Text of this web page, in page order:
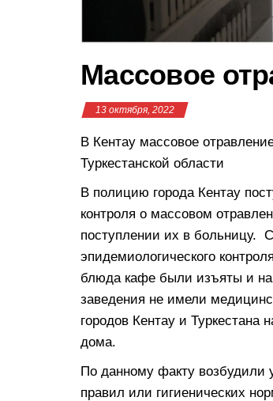
Массовое
13 октября, 2022
В Кентау массовое
Туркестанской области
В полицию города Кентау
контроля о массовом
поступлении их в больницу.
эпидемиологического
блюда кафе были изъяты и
заведения не имели
городов Кентау и Туркестана
дома.
По данному факту возбудили
правил или гигиенических